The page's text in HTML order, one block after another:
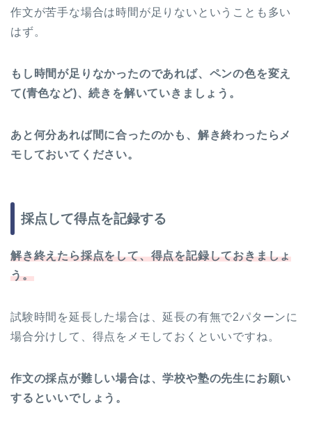
作文が苦手な場合は時間が足りないということも多い
はず。
もし時間が足りなかったのであれば、ペンの色を変え
て(青色など)、続きを解いていきましょう。
あと何分あれば間に合ったのかも、解き終わったらメ
モしておいてください。
採点して得点を記録する
解き終えたら採点をして、得点を記録しておきましょ
う。
試験時間を延長した場合は、延長の有無で2パターンに
場合分けして、得点をメモしておくといいですね。
作文の採点が難しい場合は、学校や塾の先生にお願い
するといいでしょう。